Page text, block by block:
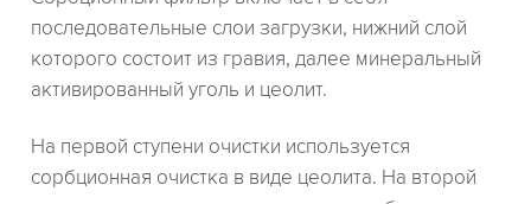
последовательные слои загрузки, нижний слой
которого состоит из гравия, далее минеральный
активированный уголь и цеолит.
На первой ступени очистки используется
сорбционная очистка в виде цеолита. На второй